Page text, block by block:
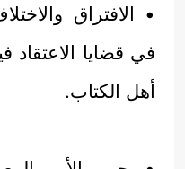
• الافتراق
في قضايا
أهل الكتاب.